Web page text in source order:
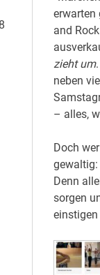
erwarten
and
zieht um
neben
– alles,
Doch
gewaltig:
Denn
sorgen
einstigen